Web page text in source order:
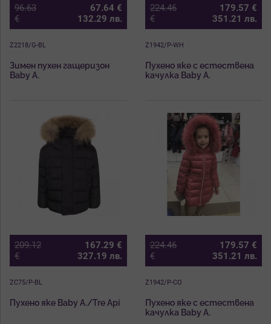
96.63
€
67.64 €
132.29 лв.
Z2218/G-BL
Зимен пухен гащеризон
Baby A.
224.46
€
179.57 €
351.21 лв.
Z1942/P-WH
Пухено яке с естествена
качулка Baby A.
209.12
€
167.29 €
327.19 лв.
ZC75/P-BL
Пухено яке Baby A./Tre Api
224.46
€
179.57 €
351.21 лв.
Z1942/P-CO
Пухено яке с естествена
качулка Baby A.